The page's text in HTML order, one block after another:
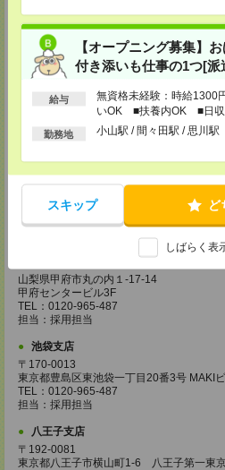
【オープニング募集】
付き添いも仕事の1つ[派
給与
無資格未経験：時給
いOK ■扶養内OK ■日収
以上
勤務地 小山駅 / 間々田駅 / 思川駅
スキップ ど
しばらく表
宇都宮支店
〒320-0033 栃木県宇都宮市本町4-15 宇都
TEL：0120-965-487
担当：採用担当
神奈川県藤沢市鵠沼石上1－5－4 ISM藤沢
担当：採用担当
千葉県柏市柏4－2－1 メットライフ柏ビル
TEL：0120-965-487
山梨県甲府市丸の内１-17-14
甲府センタービル3F
TEL：0120-965-487
担当：採用担当
池袋支店
〒170-0013
東京都豊島区東池袋一丁目20番3号 MAKI
TEL：0120-965-487
担当：採用担当
八王子支店
〒192-0081
東京都八王子市横山町1-6 八王子第一東